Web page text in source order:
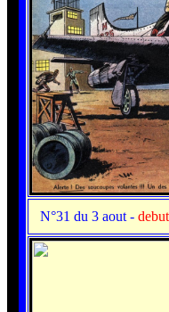
N°31 du 3 aout -